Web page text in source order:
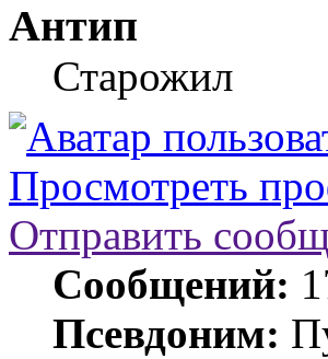
Антип
Старожил
Просмотреть
Отправить
Сообщений:
Псевдоним: